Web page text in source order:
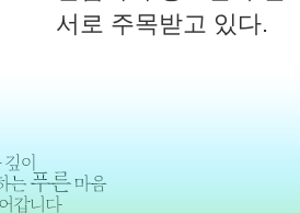
서로 주목받고 있다.